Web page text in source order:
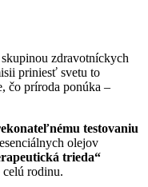
skupinou zdravotníckych
priniesť svetu to
čo príroda ponúka –
testovaniu
olejov
trieda“
celú rodinu.